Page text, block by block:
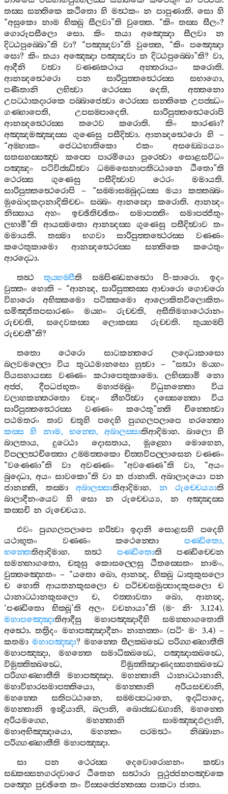
තස‍්ස සන‍්තිකෙ කථිතො හි මත්‍ථකං න පාපුණාති. සො හි
“අසුකො නාම භික‍්ඛු සීලවා”ති වුත‍්තෙ. “කිං තස‍්ස සීලං?
ගොරූපසීලො
සො.කිං තයා අඤ‍්ඤො සීලවා
න
දිට‍්ඨපුබ‍්බො”ති වා? “පඤ‍්ඤවා”ති වුත‍්තෙ, “කිං පඤ‍්ඤො
සො? කිං තයා අඤ‍්ඤො පඤ‍්ඤවා න දිට‍්ඨපුබ‍්බො”ති?වා,
ආදීනි
වත්‍වා වණ‍්ණකථාය අන‍්තරායං කරොති.
ආනන්‍දත්‍ථෙරො
පන සාරිපුත‍්තත්‍ථෙරස‍්ස සභාගො,
පණීතානි
ලභිත්‍වා ථෙරස‍්ස දෙති, අත‍්තනො
උපට‍්ඨාකදාරකෙ පබ‍්බාජෙත්‍වා ථෙරස‍්ස සන‍්තිකෙ උපජ‍්ඣං
ගණ‍්හාපෙති, උපසම‍්පාදෙති. සාරිපුත‍්තත්‍ථෙරොපි
ආනන්‍දත්‍ථෙරස‍්ස
තථෙව කරොති. කිං කාරණා?
අඤ‍්ඤමඤ‍්ඤස‍්ස ගුණෙසු පසීදිත්‍වා.ආනන්‍දත්‍ථෙරො හි –
“අම‍්හාකං ජෙට‍්ඨභාතිකො එකං
අසඞ‍්ඛ්‍යෙය්‍යං
සතසහස‍්සඤ‍්ච
කප‍්පෙ පාරමියො පූරෙත්‍වා
සොළසවිධං
පඤ‍්ඤං
පටිවිජ‍්ඣිත්‍වා ධම‍්මසෙනාපතිට‍්ඨානෙ ඨිතො”ති
ථෙරස‍්ස
ගුණෙසු පසීදිත්‍වාව ථෙරං මමායති.
සාරිපුත‍්තත්‍ථෙරොපි – “සම‍්මාසම‍්බුද‍්ධස‍්ස මයා
කත‍්තබ‍්බං
මුඛොදකදානාදිකිච‍්චං
සබ‍්බං ආනන්‍දො කරොති. ආනන්‍දං
නිස‍්සාය
අහං ඉච‍්ඡිතිච‍්ඡිතං සමාපත‍්තිං
සමාපජ‍්ජිතුං
ලභාමී”ති ආයස‍්මතො ආනන්‍දස‍්ස ගුණෙසු පසීදිත්‍වාව
තං
මමායති.තස‍්මා භගවා සාරිපුත‍්තත්‍ථෙරස‍්ස
වණ‍්ණං
කථෙතුකාමො
ආනන්‍දත්‍ථෙරස‍්ස සන‍්තිකෙ
කථෙතුං
ආරද‍්ධො.
තත්‍ථ
තුය‍්හම‍්පීති සම‍්පිණ‍්ඩනත්‍ථො පි-කාරො. ඉදං
වුත‍්තං හොති – “ආනන්‍ද, සාරිපුත‍්තස‍්ස ආචාරො ගොචරො
විහාරො
අභික‍්කමො පටික‍්කමො
ආලොකිතවිලොකිතං
සමිඤ‍්ජිතපසාරණං
මය‍්හං රුච‍්චති, අසීතිමහාථෙරානං
රුච‍්චති, සදෙවකස‍්ස ලොකස‍්ස රුච‍්චති. තුය‍්හම‍්පි
රුච‍්චතී”ති?
තතො
ථෙරො සාටකන‍්තරෙ
ලද‍්ධොකාසො
බලවමල‍්ලො
විය තුට‍්ඨමානසො හුත්‍වා – “සත්‍ථා
මය‍්හං
පියසහායස‍්ස
වණ‍්ණං කථාපෙතුකාමො. ලභිස‍්සාමි
නො
අජ‍්ජ,දීපධජභූතං මහාජම‍්බුං විධුනන‍්තො
විය
වලාහකන‍්තරතො
චන්‍දං නීහරිත්‍වා දස‍්සෙන‍්තො
විය
සාරිපුත‍්තත්‍ථෙරස‍්ස
වණ‍්ණං කථෙතු”න‍්ති
චින‍්තෙත්‍වා
පඨමතරං
තාව චතූහි පදෙහි පුග‍්ගලපලාපෙ
හරන‍්තො
කස‍්ස
හි නාම,භන‍්තෙ,අබාලස‍්සාතිආදිමාහ. බාලො
හි
බාලතාය, දුට‍්ඨො දොසතාය,මූළ‍්හො මොහෙන,
විපල‍්ලත්‍ථචිත‍්තො උම‍්මත‍්තකො චිත‍්තවිපල‍්ලාසෙන වණ‍්ණං
“වණ‍්ණො”ති වා අවණ‍්ණං “අවණ‍්ණෙ”ති වා, “අයං
බුද‍්ධො, අයං සාවකො”ති වා න ජානාති.අබාලාදයො පන
ජානන‍්ති, තස‍්මා අබාලස‍්සාතිආදිමාහ. න රුච‍්චෙය්‍යාති
බාලාදීනංයෙව
හි සො න රුච‍්චෙය්‍ය, න
අඤ‍්ඤස‍්ස
කස‍්සචි න රුච‍්චෙය්‍ය.
එවං
පුග‍්ගලපලාපෙ හරිත්‍වා ඉදානි සොළසහි
පදෙහි
යථාභූතං
වණ‍්ණං කථෙන‍්තො පණ‍්ඩිතො,
භන‍්තෙතිආදිමාහ.තත්‍ථ පණ‍්ඩිතොති
පණ‍්ඩිච‍්චෙන
සමන‍්නාගතො,චතූසු කොසල‍්ලෙසු ඨිතස‍්සෙතං නාමං.
වුත‍්තඤ‍්හෙතං – “යතො ඛො,ආනන්‍ද, භික‍්ඛු ධාතුකුසලො
ච
හොති ආයතනකුසලො ච පටිච‍්චසමුප‍්පාදකුසලො
ච
ඨානාට‍්ඨානකුසලො
ච, එත‍්තාවතා ඛො, ආනන්‍ද,
‘පණ‍්ඩිතො භික‍්ඛූ’ති අලං වචනායා”ති (ම·නි· 3.124).
මහාපඤ‍්ඤොතිආදීසු මහාපඤ‍්ඤාදීහි
සමන‍්නාගතොති
අත්‍ථො.තත්‍රිදං මහාපඤ‍්ඤාදීනං නානත‍්තං(පටි·ම· 3.4) –
කතමා මහාපඤ‍්ඤා? මහන‍්තෙ සීලක‍්ඛන්‍ධෙ පරිග‍්ගණ‍්හාතීති
මහාපඤ‍්ඤා,මහන‍්තෙ සමාධික‍්ඛන්‍ධෙ,පඤ‍්ඤාක‍්ඛන්‍ධෙ,
විමුත‍්තික‍්ඛන්‍ධෙ, විමුත‍්තිඤාණදස‍්සනක‍්ඛන්‍ධෙ
පරිග‍්ගණ‍්හාතීති
මහාපඤ‍්ඤා. මහන‍්තානි ඨානාට‍්ඨානානි,
මහාවිහාරසමාපත‍්තියො, මහන‍්තානි අරියසච‍්චානි,
මහන‍්තෙ
සතිපට‍්ඨානෙ, සම‍්මප‍්පධානෙ, ඉද‍්ධිපාදෙ,
මහන‍්තානි
ඉන්‍ද්‍රියානි, බලානි, බොජ‍්ඣඞ‍්ගානි, මහන‍්තෙ
අරියමග‍්ගෙ, මහන‍්තානි සාමඤ‍්ඤඵලානි,
මහාඅභිඤ‍්ඤායො, මහන‍්තං පරමත්‍ථං
නිබ‍්බානං
පරිග‍්ගණ‍්හාතීති මහාපඤ‍්ඤා.
සා
පන ථෙරස‍්ස දෙවොරොහනං
කත්‍වා
සඞ‍්කස‍්සනගරද‍්වාරෙ
ඨිතෙන සත්‍ථාරා
පුථුජ‍්ජනපඤ‍්චකෙ
පඤ‍්හෙ පුච‍්ඡිතෙ තං විස‍්සජ‍්ජෙන‍්තස‍්ස පාකටා ජාතා.